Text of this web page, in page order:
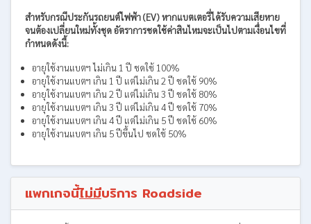
สำหรับกรณีประกันรถยนต์ไฟฟ้า (EV) หากแบตเตอรี่ได้รับความเสียหาย
จนต้องเปลี่ยนใหม่ทั้งชุด อัตราการชดใช้ค่าสินไหมจะเป็นไปตามเงื่อนไขที่
กำหนดดังนี้:
อายุใช้งานแบตฯ ไม่เกิน 1 ปี ชดใช้ 100%
อายุใช้งานแบตฯ เกิน 1 ปี แต่ไม่เกิน 2 ปี ชดใช้ 90%
อายุใช้งานแบตฯ เกิน 2 ปี แต่ไม่เกิน 3 ปี ชดใช้ 80%
อายุใช้งานแบตฯ เกิน 3 ปี แต่ไม่เกิน 4 ปี ชดใช้ 70%
อายุใช้งานแบตฯ เกิน 4 ปี แต่ไม่เกิน 5 ปี ชดใช้ 60%
อายุใช้งานแบตฯ เกิน 5 ปีขึ้นไป ชดใช้ 50%
แพกเกจนี้ไม่มีบริการ Roadside